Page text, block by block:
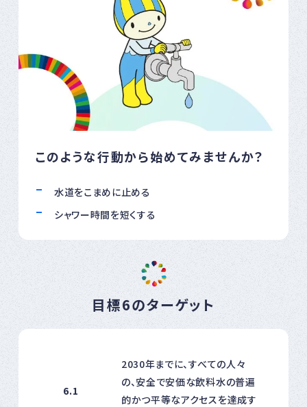
このような行動から始めてみませんか？
水道をこまめに止める
シャワー時間を短くする
目標6のターゲット
6.1
2030年までに、すべての人々
の、安全で安価な飲料水の普遍
的かつ平等なアクセスを達成す